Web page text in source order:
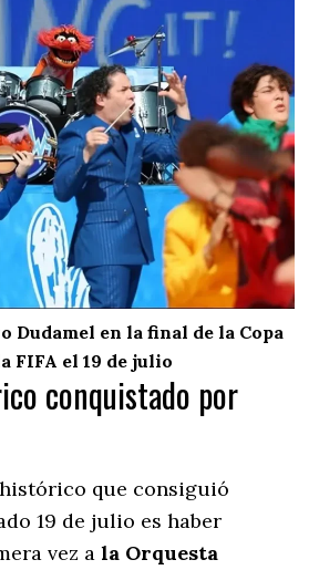
Dudamel en la final de la Copa
FIFA el 19 de julio
conquistado por
que consiguió
19 de julio es haber
vez ala Orquesta